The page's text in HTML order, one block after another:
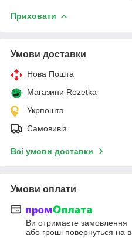
Приховати
Умови доставки
Нова Пошта
Магазини Rozetka
Укрпошта
Самовивіз
Всі умови доставки
Умови оплати
Ви отримаєте замовлення
або гроші повернуться на